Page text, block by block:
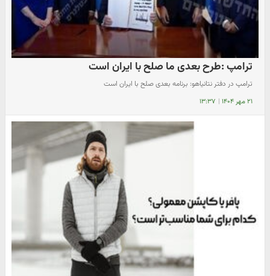
ترامپ :طرح بعدی ما صلح با ایران است
ترامپ در دفتر نتانیاهو: برنامه بعدی صلح با ایران است
۲۱ مهر ۱۴۰۴ | ۱۳:۳۷